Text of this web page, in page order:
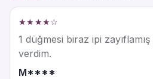
★★★★☆
1 düğmesi biraz ipi
verdim.
M****